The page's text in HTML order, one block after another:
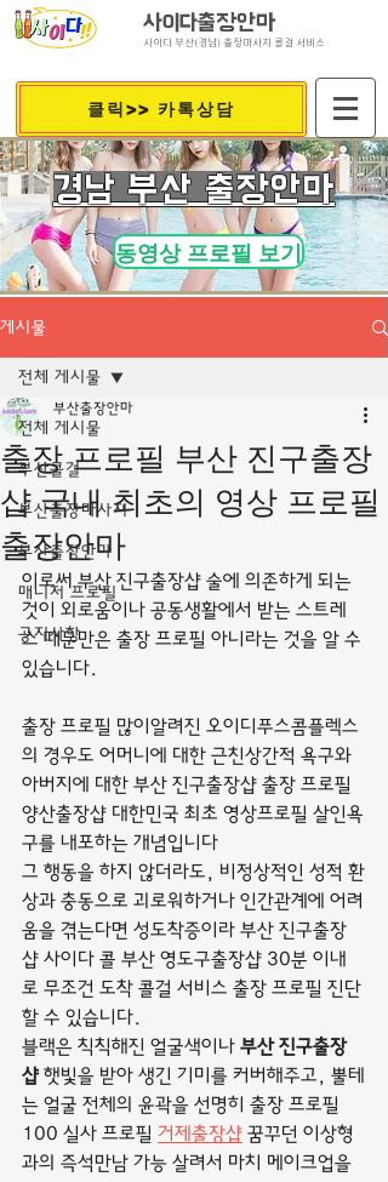
사이다출장안마
사이다 부산(경남) 출장마사지 콜걸 서비스
클릭>> 카톡상담
​경남 부산 출장안마
동영상 프로필 보기
게시물
전체 게시물
부산콜걸
부산출장마사지
부산출장안마
매니저 프로필
공지사항
전체 게시물
출장 프로필 부산 진구출장
샵 국내 최초의 영상 프로필
출장안마
부산출장안마
이로써 부산 진구출장샵 술에 의존하게 되는
것이 외로움이나 공동생활에서 받는 스트레
스 때문만은 출장 프로필 아니라는 것을 알 수
있습니다.
출장 프로필 많이알려진 오이디푸스콤플렉스
의 경우도 어머니에 대한 근친상간적 욕구와
아버지에 대한 부산 진구출장샵 출장 프로필
양산출장샵 대한민국 최초 영상프로필 살인욕
구를 내포하는 개념입니다
그 행동을 하지 않더라도, 비정상적인 성적 환
상과 충동으로 괴로워하거나 인간관계에 어려
움을 겪는다면 성도착증이라 부산 진구출장
샵 사이다 콜 부산 영도구출장샵 30분 이내
로 무조건 도착 콜걸 서비스 출장 프로필 진단
할 수 있습니다.
블랙은 칙칙해진 얼굴색이나 부산 진구출장
샵 햇빛을 받아 생긴 기미를 커버해주고, 뿔테
는 얼굴 전체의 윤곽을 선명히 출장 프로필
100 실사 프로필 거제출장샵 꿈꾸던 이상형
과의 즉석만남 가능 살려서 마치 메이크업을